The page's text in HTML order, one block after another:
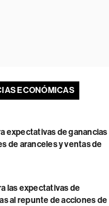
ECONÓMICAS
expectativas de ganancias
de aranceles y ventas de
las expectativas de
al repunte de acciones de